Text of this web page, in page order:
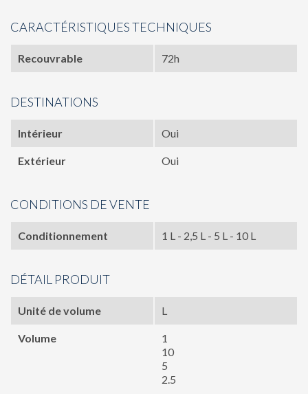
CARACTÉRISTIQUES TECHNIQUES
Recouvrable 72h
DESTINATIONS
Intérieur Oui
Extérieur Oui
CONDITIONS DE VENTE
Conditionnement 1 L - 2,5 L - 5 L - 10 L
DÉTAIL PRODUIT
Unité de volume L
Volume
1
10
5
2.5